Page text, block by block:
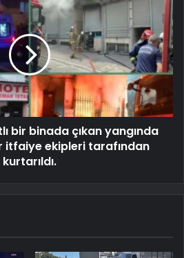
bir binada çıkan yangında
itfaiye ekipleri tarafından
kurtarıldı.